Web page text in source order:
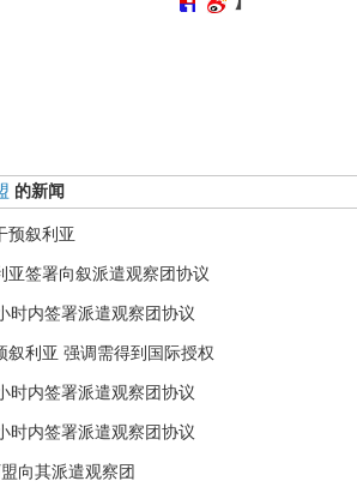
的新闻
预叙利亚
亚签署向叙派遣观察团协议
时内签署派遣观察团协议
叙利亚 强调需得到国际授权
时内签署派遣观察团协议
时内签署派遣观察团协议
向其派遣观察团